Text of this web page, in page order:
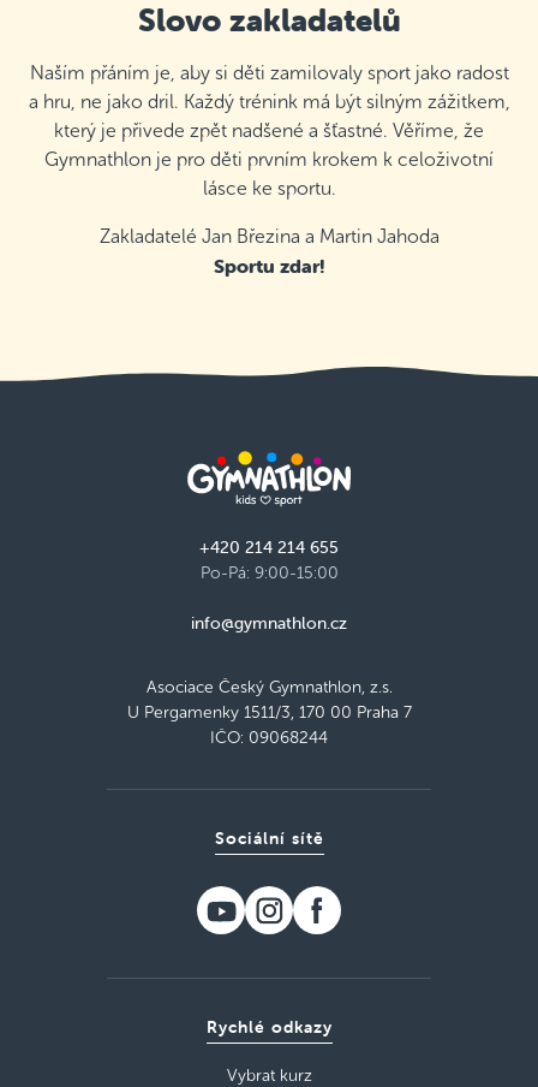
Slovo zakladatelů
Naším přáním je, aby si děti zamilovaly sport jako radost
a hru, ne jako dril. Každý trénink má být silným zážitkem,
který je přivede zpět nadšené a šťastné. Věříme, že
Gymnathlon je pro děti prvním krokem k celoživotní
lásce ke sportu.
Zakladatelé Jan Březina a Martin Jahoda
Sportu zdar!
+420 214 214 655
Po-Pá: 9:00-15:00
info@gymnathlon.cz
Asociace Český Gymnathlon, z.s.
U Pergamenky 1511/3, 170 00 Praha 7
IČO: 09068244
Rychlé odkazy
Vybrat kurz
Sociální sítě